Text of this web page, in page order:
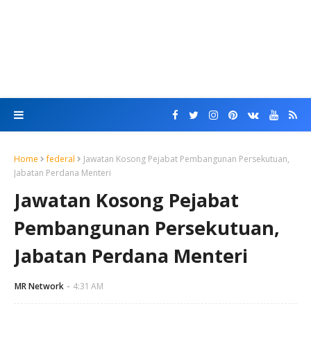
Home federal
Jawatan Kosong Pejabat Pembangunan Persekutuan,
Jabatan Perdana Menteri
Jawatan Kosong Pejabat
Pembangunan Persekutuan,
Jabatan Perdana Menteri
MR Network 4:31 AM